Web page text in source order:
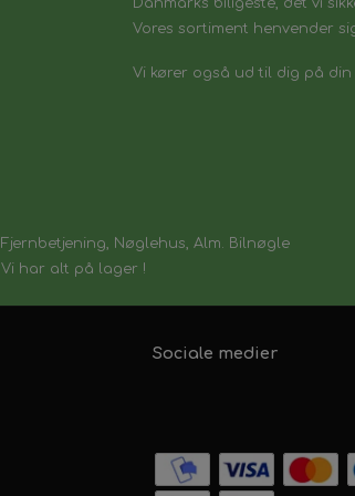
Vores sortiment henvender
Vi kører også ud til dig på din
Fjernbetjening, Nøglehus, Alm. Bilnøgle
Vi har alt på lager !
Sociale medier